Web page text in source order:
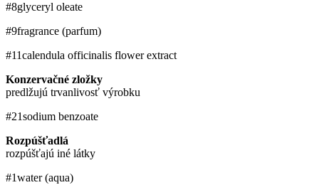
#8glyceryl oleate
#9fragrance (parfum)
#11calendula officinalis flower extract
Konzervačné zložky
predlžujú trvanlivosť výrobku
#21sodium benzoate
Rozpúšťadlá
rozpúšťajú iné látky
#1water (aqua)